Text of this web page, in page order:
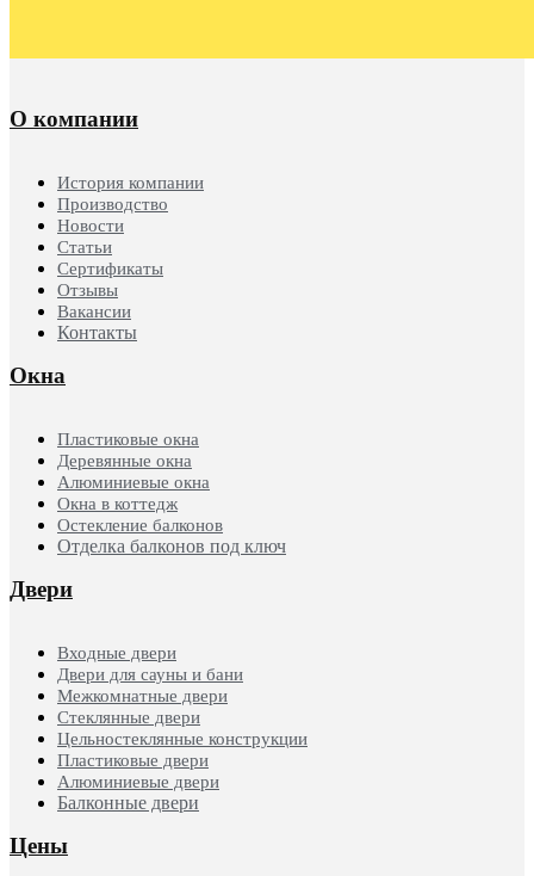
О компании
История компании
Производство
Новости
Статьи
Сертификаты
Отзывы
Вакансии
Контакты
Окна
Пластиковые окна
Деревянные окна
Алюминиевые окна
Окна в коттедж
Остекление балконов
Отделка балконов под ключ
Двери
Входные двери
Двери для сауны и бани
Межкомнатные двери
Стеклянные двери
Цельностеклянные конструкции
Пластиковые двери
Алюминиевые двери
Балконные двери
Цены